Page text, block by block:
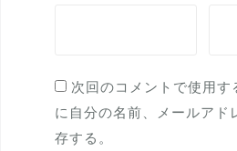
次回のコメントで使用す
に自分の名前、メールアド
存する。